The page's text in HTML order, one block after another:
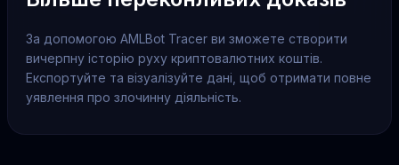
За допомогою AMLBot Tracer ви зможете створити
вичерпну історію руху криптовалютних коштів.
Експортуйте та візуалізуйте дані, щоб отримати повне
уявлення про злочинну діяльність.